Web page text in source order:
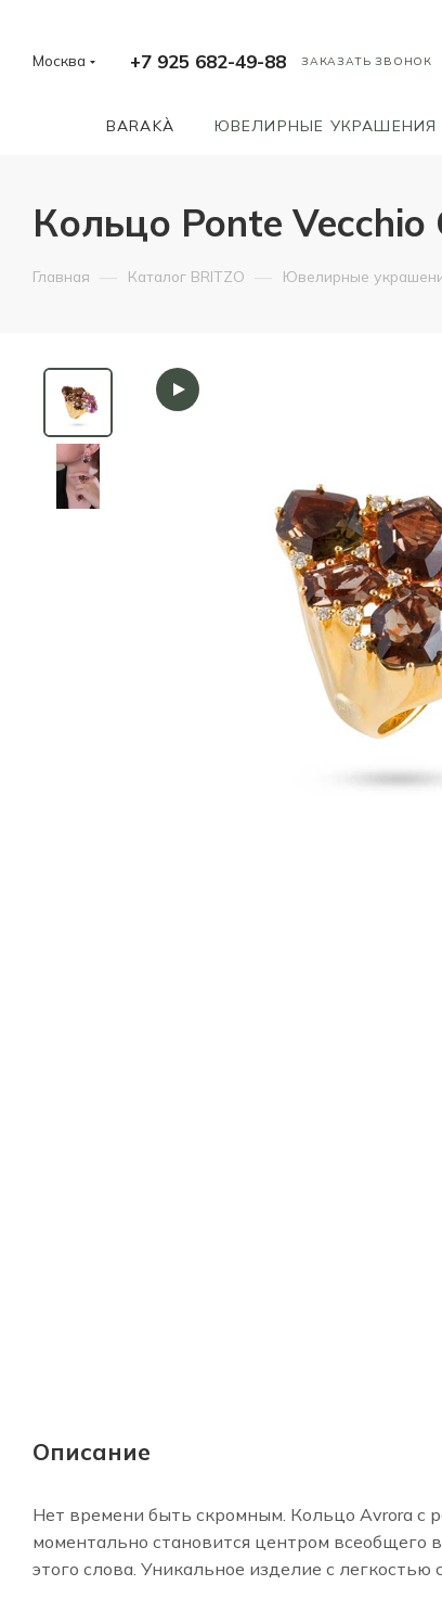
Москва +7 925 682-49-88 ЗАКАЗАТЬ ЗВОНОК
BARAKÀ ЮВЕЛИРНЫЕ УКРАШЕНИЯ
Кольцо Ponte Vecchio
Главная — Каталог BRITZO — Ювелирные
Описание
Нет времени быть скромным. Кольцо Avrora с
моментально становится центром всеобщего
этого слова. Уникальное изделие с